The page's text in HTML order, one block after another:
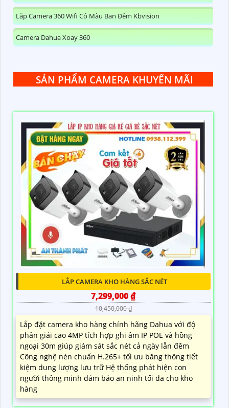
Lắp Camera 360 Wifi Có Màu Ban Đêm Kbvision
Camera Dahua Xoay 360
SẢN PHẨM CAMERA KHUYẾN MÃI
LẮP CAMERA KHO HÀNG SẮC NÉT
7,299,000 ₫
10,450,000 ₫
Lắp đặt camera kho hàng chính hãng Dahua với độ
phân giải cao 4MP tích hợp ghi âm IP POE và hồng
ngoại 30m giúp giám sát sắc nét cả ngày lẫn đêm
Công nghệ nén chuẩn H.265+ tối ưu băng thông tiết
kiệm dung lượng lưu trữ Hệ thống phát hiện con
người thông minh đảm bảo an ninh tối đa cho kho
hàng